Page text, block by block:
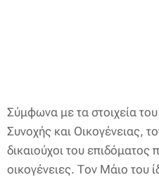
Σύμφωνα με τα στοιχεία
Συνοχής και Οικογένειας,
δικαιούχοι του
οικογένειες. Τον Μάιο του